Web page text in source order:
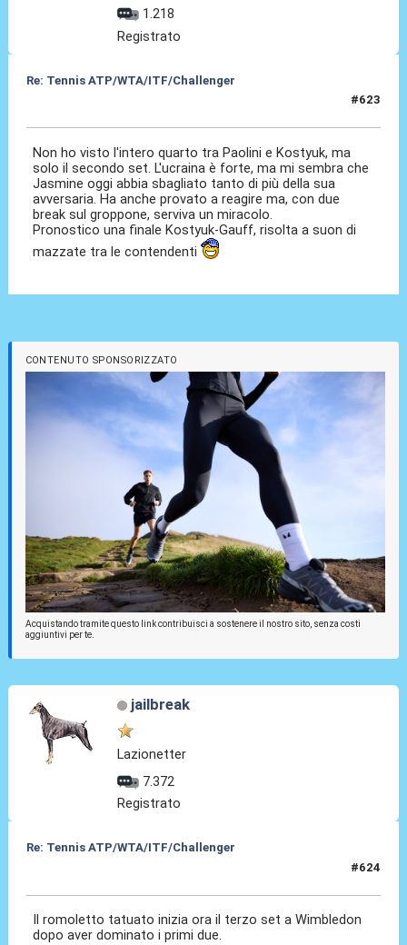
1.218
Registrato
Re: Tennis ATP/WTA/ITF/Challenger
#623
Non ho visto l'intero quarto tra Paolini e Kostyuk, ma
solo il secondo set. L'ucraina è forte, ma mi sembra che
Jasmine oggi abbia sbagliato tanto di più della sua
avversaria. Ha anche provato a reagire ma, con due
break sul groppone, serviva un miracolo.
Pronostico una finale Kostyuk-Gauff, risolta a suon di
mazzate tra le contendenti
CONTENUTO SPONSORIZZATO
Acquistando tramite questo link contribuisci a sostenere il nostro sito, senza costi
aggiuntivi per te.
jailbreak
Lazionetter
7.372
Registrato
Re: Tennis ATP/WTA/ITF/Challenger
#624
Il romoletto tatuato inizia ora il terzo set a Wimbledon
dopo aver dominato i primi due.